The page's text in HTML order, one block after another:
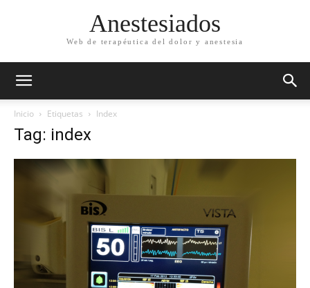
Anestesiados
Web de terapéutica del dolor y anestesia
Inicio Etiquetas Index
Tag: index